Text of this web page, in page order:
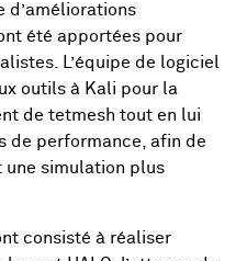
d’améliorations
été apportées pour
L’équipe de logiciel
outils à Kali pour la
de tetmesh tout en lui
de performance, afin de
simulation plus
consisté à réaliser